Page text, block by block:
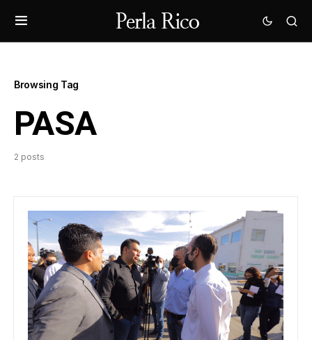
Browsing Tag
PASA
2 posts